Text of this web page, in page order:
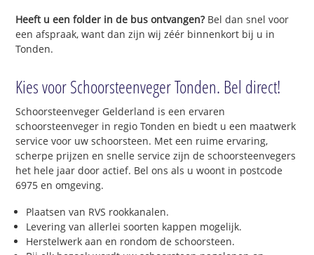
Heeft u een folder in de bus ontvangen?Bel dan snel voor
een afspraak, want dan zijn wij zéér binnenkort bij u in
Tonden.
Kies voor Schoorsteenveger Tonden. Bel direct!
Schoorsteenveger Gelderland is een ervaren
schoorsteenveger in regio Tonden en biedt u een maatwerk
service voor uw schoorsteen. Met een ruime ervaring,
scherpe prijzen en snelle service zijn de schoorsteenvegers
het hele jaar door actief. Bel ons als u woont in postcode
6975 en omgeving.
Plaatsen van RVS rookkanalen.
Levering van allerlei soorten kappen mogelijk.
Herstelwerk aan en rondom de schoorsteen.